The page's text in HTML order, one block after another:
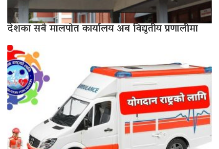
देशका सबै मालपोत कार्यालय अब विद्युतीय प्रणालीमा